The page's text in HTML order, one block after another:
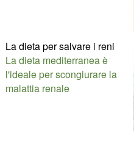
La dieta per salvare i reni
La dieta mediterranea è
l'ideale per scongiurare la
malattia renale